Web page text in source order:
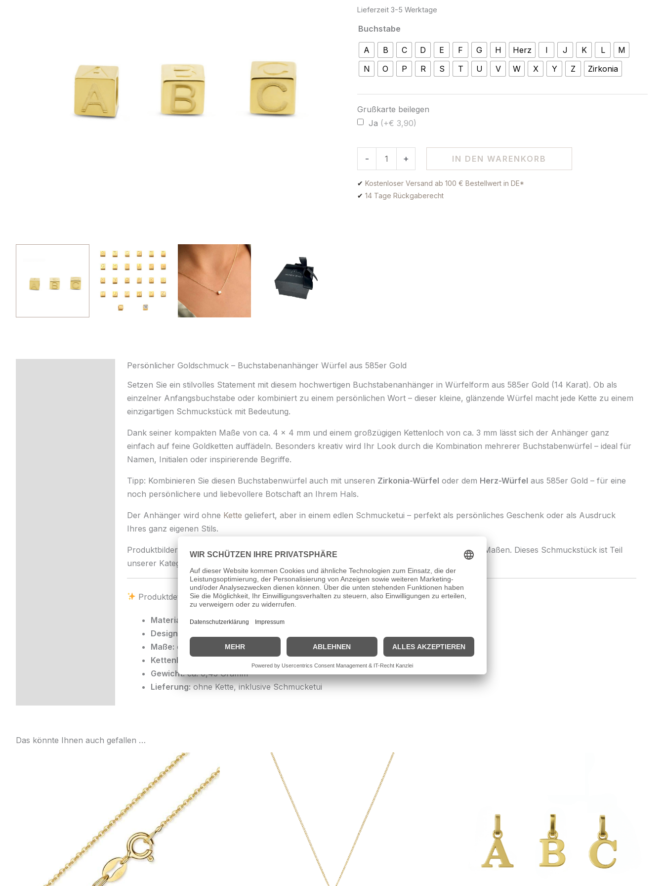
Lieferzeit3-5 Werktage
Buchstabe
A B C D E F G H Herz I J K L
M
N
O P R S T U V W X Y Z Zirkonia
Grußkarte beilegen
Ja (+€ 3,90)
-
Gold
+ IN DEN WARENKORB
✔Kostenloser Versand ab 100 € Bestellwert in DE*
✔14 Tage Rückgaberecht
Persönlicher Goldschmuck – Buchstabenanhänger Würfel aus 585er Gold
Setzen Sie ein stilvolles Statement mit diesem hochwertigen Buchstabenanhänger in Würfelform aus 585er Gold (14 Karat). Ob als
einzelner Anfangsbuchstabe oder kombiniert zu einem persönlichen Wort – dieser kleine, glänzende Würfel macht jede Kette zu einem
einzigartigen Schmuckstück mit Bedeutung.
Dank seiner kompakten Maße von ca. 4 x 4 mm und einem großzügigen Kettenloch von ca. 3 mm lässt sich der Anhänger ganz
einfach auf feine Goldketten auffädeln. Besonders kreativ wird Ihr Look durch die Kombination mehrerer Buchstabenwürfel – ideal für
Namen, Initialen oder inspirierende Begriffe.
Tipp: Kombinieren Sie diesen Buchstabenwürfel auch mit unseren Zirkonia-Würfel oder dem Herz-Würfel aus 585er Gold – für eine
noch persönlichere und liebevollere Botschaft an Ihrem Hals.
Der Anhänger wird ohne Kette geliefert, aber in einem edlen Schmucketui – perfekt als persönliches Geschenk oder als Ausdruck
Ihres ganz eigenen Stils.
Produktbilder dienen der Darstellung. Die tatsächliche Größe ergibt sich aus den angegebenen Maßen. Dieses Schmuckstück ist Teil
unserer Kategorie
Produktdetails:
Material:
585/000 Gold (14 Karat)
Design:
Maße: ca. 4 x 4 mm
Kettenloch-Ø:ca. 3 mm (nur für Ketten geeignet)
Gewicht:ca. 0,45 Gramm
Lieferung:ohne Kette, inklusive Schmucketui
Das könnte Ihnen auch gefallen …